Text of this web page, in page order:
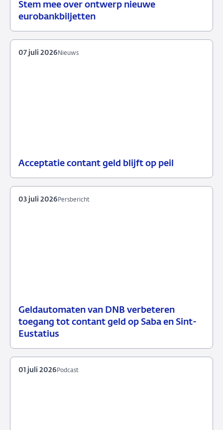
Stem mee over ontwerp nieuwe
eurobankbiljetten
23
Nieuws
Acceptatie contant geld blijft op peil
2026
Nieuws
07 juli 2026
Geldautomaten van DNB verbeteren
toegang tot contant geld op Saba en Sint-
Eustatius
03
juli
Persbericht
Persbericht
03 juli 2026
Podcast
01 juli 2026